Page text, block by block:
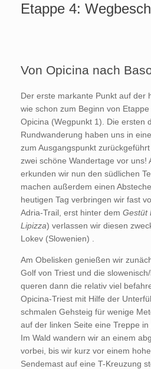
Etappe 4:
Von Opicina nach
Der erste markante Punkt auf der
wie schon zum Beginn von
Opicina (Wegpunkt 1). Die ersten
Rundwanderung haben uns in
zum Ausgangspunkt
zwei schöne Wandertage vor uns!
erkunden wir nun den südlichen
machen außerdem einen
heutigen Tag verbringen wir fast
Adria-Trail, erst hinter dem Gestüt
Lipizza) verlassen wir diesen
Lokev (Slowenien) .
Am Obelisken genießen wir
Golf von Triest und die
queren dann die relativ viel
Opicina-Triest mit Hilfe der
schmalen Gehsteig für wenige
auf der linken Seite eine Treppe in
Im Wald wandern wir an einem
vorbei, bis wir kurz vor einem
Sendemast auf eine T-Kreuzung